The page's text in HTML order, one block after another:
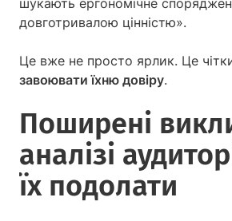
довготривалою цінністю».
Це вже не просто ярлик. Це
завоювати їхню довіру.
Поширені
аналізі
їх подолати